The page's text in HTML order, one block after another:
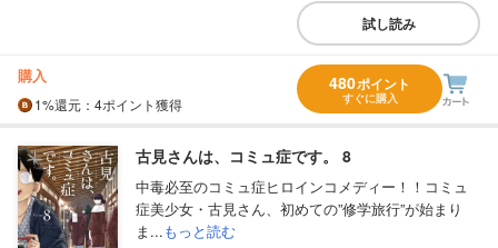
試し読み
購入
1%還元 ：4ポイント獲得
480ポイント
すぐに購入
古見さんは、コミュ症です。 8
中毒必至のコミュ症ヒロインコメディー！！コミュ
症美少女・古見さん、初めての”修学旅行”が始まり
ま...もっと読む